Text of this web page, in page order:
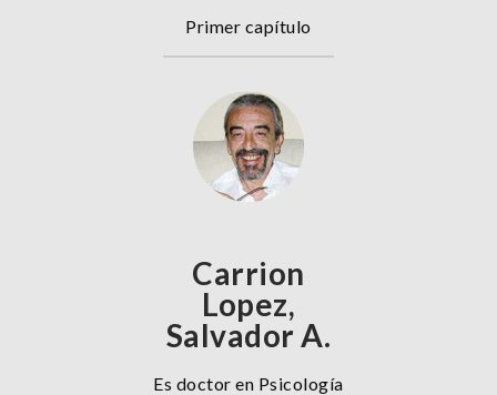
Primer capítulo
Carrion
Lopez,
Salvador A.
Es doctor en Psicología